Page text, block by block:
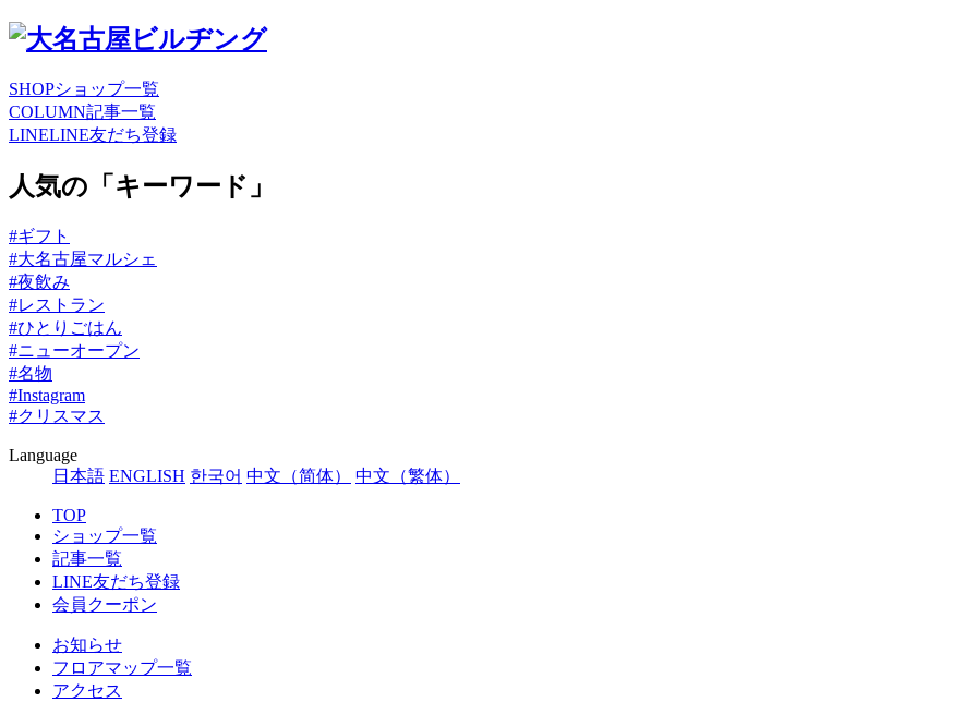
SHOPショップ一覧
COLUMN記事一覧
LINELINE友だち登録
人気の「キーワード」
#ギフト
#大名古屋マルシェ
#夜飲み
#レストラン
#ひとりごはん
#ニューオープン
#名物
#Instagram
#クリスマス
Language
日本語 ENGLISH 한국어 中文（简体） 中文（繁体）
TOP
ショップ一覧
記事一覧
LINE友だち登録
会員クーポン
お知らせ
フロアマップ一覧
アクセス